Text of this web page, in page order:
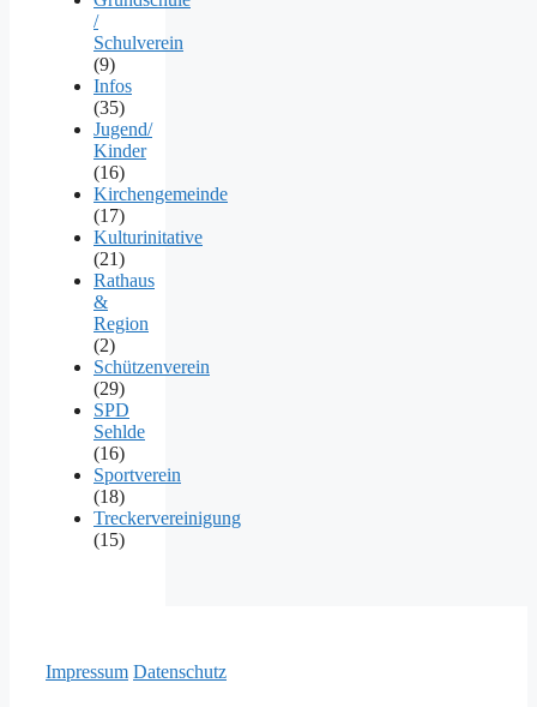
/
Schulverein
(9)
Infos
(35)
Jugend/
Kinder
(16)
Kirchengemeinde
(17)
Kulturinitative
(21)
Rathaus
&
Region
(2)
Schützenverein
(29)
SPD
Sehlde
(16)
Sportverein
(18)
Treckervereinigung
(15)
Impressum Datenschutz